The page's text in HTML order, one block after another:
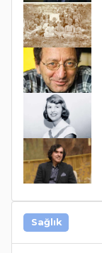
Sağlık